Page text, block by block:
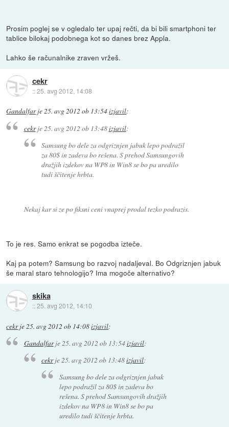
Prosim poglej se v ogledalo ter upaj rečti, da bi bili smartphoni ter
tablice bilokaj podobnega kot so danes brez Appla.
Lahko še računalnike zraven vržeš.
cekr
::25. avg 2012, 14:08
Gandalfarje25. avg 2012 ob 13:54izjavil:
cekrje25. avg 2012 ob 13:48izjavil:
Samsung bo dele za odgriznjen jabuk lepo podražil
za 80$ in zadeva bo rešena. S prehod Samsungovih
dražjih izdekov na WP8 in Win8 se bo pa uredilo
tudi ščitenje hrbta.
Nekaj kar si ze po fiksni ceni vnaprej prodal tezko podrazis.
To je res. Samo enkrat se pogodba izteče.
Kaj pa potem? Samsung bo razvoj nadaljeval. Bo Odgriznjen jabuk
še maral staro tehnologijo? Ima mogoče alternativo?
skika
::25. avg 2012, 14:10
cekrje25. avg 2012 ob 14:08izjavil:
Gandalfarje25. avg 2012 ob 13:54izjavil:
cekrje25. avg 2012 ob 13:48izjavil:
Samsung bo dele za odgriznjen jabuk
lepo podražil za 80$ in zadeva bo
rešena. S prehod Samsungovih dražjih
izdekov na WP8 in Win8 se bo pa
uredilo tudi ščitenje hrbta.